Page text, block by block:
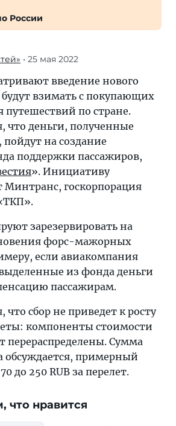
России
• 25 мая 2022
введение нового
взимать с покупающих
путешествий по стране.
что деньги, полученные
на создание
поддержки пассажиров,
». Инициативу
Минтранс, госкорпорация
зарезервировать на
форс-мажорных
если авиакомпания
из фонда деньги
пассажирам.
что сбор не приведет к росту
компоненты стоимости
перераспределены. Сумма
обсуждается, примерный
до 250 RUB за перелет.
что нравится